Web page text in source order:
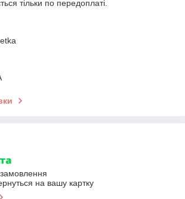
тільки по передоплаті.
на вашу картку